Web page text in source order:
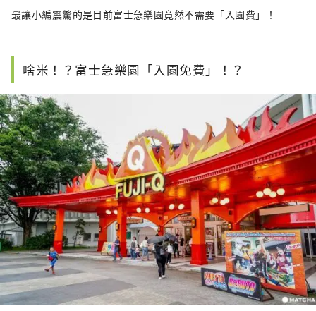
最讓小編震驚的是目前富士急樂園竟然不需要「入園費」！
啥米！？富士急樂園「入園免費」！？